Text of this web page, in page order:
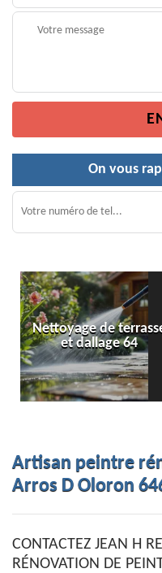
On vous
Peinture
muret,
boiserie,
gouttière 64
Artisan peintre
Arros D Oloron
CONTACTEZ JEAN H
RÉNOVATION DE